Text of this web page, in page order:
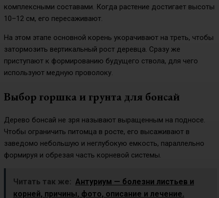
комплексными составами. Когда растение достигает высоты
10–12 см, его пересаживают.
На этом этапе основной корень укорачивают на треть, чтобы
затормозить вертикальный рост деревца. Сразу же
приступают к формированию будущего ствола, для чего
используют медную проволоку.
Выбор горшка и грунта для бонсай
Дерево бонсай не зря называют выращенным на подносе.
Чтобы ограничить питомца в росте, его высаживают в
заведомо небольшую и неглубокую емкость, параллельно
формируя и обрезая часть корневой системы.
Читать так же: Антуриум — болезни листьев и
корней, причины, фото, описание и лечение.